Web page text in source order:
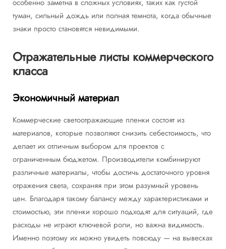
особенно заметна в сложных условиях, таких как густой
туман, сильный дождь или полная темнота, когда обычные
знаки просто становятся невидимыми.
Отражательные листы коммерческого
класса
Экономичный материал
Коммерческие светоотражающие пленки состоят из
материалов, которые позволяют снизить себестоимость, что
делает их отличным выбором для проектов с
ограниченным бюджетом. Производители комбинируют
различные материалы, чтобы достичь достаточного уровня
отражения света, сохраняя при этом разумный уровень
цен. Благодаря такому балансу между характеристиками и
стоимостью, эти пленки хорошо подходят для ситуаций, где
расходы не играют ключевой роли, но важна видимость.
Именно поэтому их можно увидеть повсюду — на вывесках